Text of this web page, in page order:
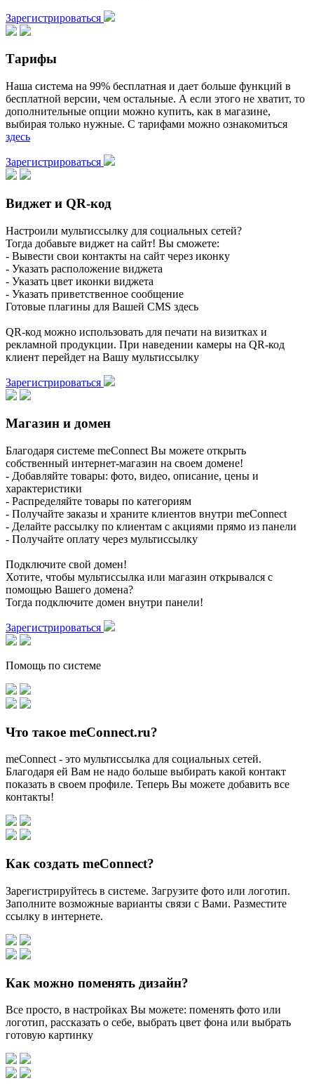
Зарегистрироваться
Тарифы
Наша система на 99% бесплатная и дает больше функций в
бесплатной версии, чем остальные. А если этого не хватит, то
дополнительные опции можно купить, как в магазине,
выбирая только нужные. С тарифами можно ознакомиться
здесь
Зарегистрироваться
Виджет и QR-код
Настроили мультиссылку для социальных сетей?
Тогда добавьте виджет на сайт! Вы сможете:
- Вывести свои контакты на сайт через иконку
- Указать расположение виджета
- Указать цвет иконки виджета
- Указать приветственное сообщение
Готовые плагины для Вашей CMS здесь
QR-код можно использовать для печати на визитках и
рекламной продукции. При наведении камеры на QR-код
клиент перейдет на Вашу мультиссылку
Зарегистрироваться
Магазин и домен
Благодаря системе meConnect Вы можете открыть
собственный интернет-магазин на своем домене!
- Добавляйте товары: фото, видео, описание, цены и
характеристики
- Распределяйте товары по категориям
- Получайте заказы и храните клиентов внутри meConnect
- Делайте рассылку по клиентам с акциями прямо из панели
- Получайте оплату через мультиссылку
Подключите свой домен!
Хотите, чтобы мультиссылка или магазин открывался с
помощью Вашего домена?
Тогда подключите домен внутри панели!
Зарегистрироваться
Помощь по системе
Что такое meConnect.ru?
meConnect - это мультиссылка для социальных сетей.
Благодаря ей Вам не надо больше выбирать какой контакт
показать в своем профиле. Теперь Вы можете добавить все
контакты!
Как создать meConnect?
Зарегистрируйтесь в системе. Загрузите фото или логотип.
Заполните возможные варианты связи с Вами. Разместите
ссылку в интернете.
Как можно поменять дизайн?
Все просто, в настройках Вы можете: поменять фото или
логотип, рассказать о себе, выбрать цвет фона или выбрать
готовую картинку